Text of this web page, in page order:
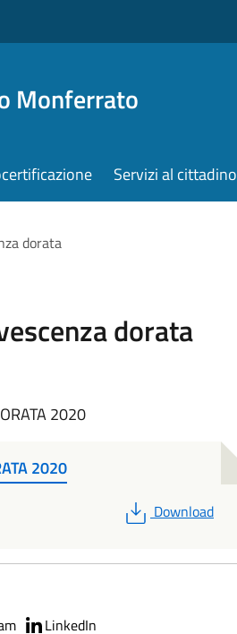
Monferrato
Servizi al cittadino
dorata
dorata
2020
2020
PDF
Download
LinkedIn